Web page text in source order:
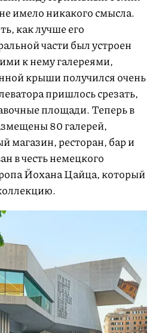
имело никакого смысла.
как лучше его
части был устроен
к нему галереями,
крыши получился очень
пришлось срезать,
площади. Теперь в
80 галерей,
магазин, ресторан, бар и
в честь немецкого
Йохана Цайца, который